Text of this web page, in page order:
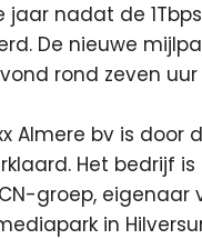
jaar nadat de
De nieuwe
rond zeven uur
Almere bv is door
Het bedrijf
groep, eigenaar
in